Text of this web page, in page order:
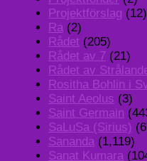
Projektförslag (12)
Ra (2)
Rådet (205)
Rådet av 7 (21)
Rådet av
Rositha Bohlin i
Saint Aeolus (3)
Saint Germain
SaLuSa (Sirius)
Sananda (1,119)
Sanat Kumara